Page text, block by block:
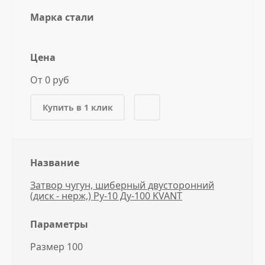
Марка стали
Цена
От 0 руб
Купить в 1 клик
Название
Затвор чугун, шиберный двусторонний
(диск - нерж,) Ру-10 Ду-100 KVANT
Параметры
Размер 100